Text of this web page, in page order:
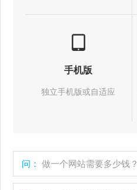
手机版
独立手机版或自适应
问： 做一个网站需要多少钱？